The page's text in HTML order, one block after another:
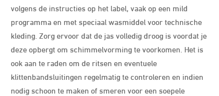
volgens de instructies op het label, vaak op een mild
programma en met speciaal wasmiddel voor technische
kleding. Zorg ervoor dat de jas volledig droog is voordat je
deze opbergt om schimmelvorming te voorkomen. Het is
ook aan te raden om de ritsen en eventuele
klittenbandsluitingen regelmatig te controleren en indien
nodig schoon te maken of smeren voor een soepele